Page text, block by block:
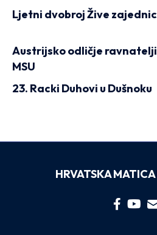
Ljetni dvobroj Žive
Austrijsko odličje
MSU
23. Racki Duhovi u Dušnoku
HRVATSKA